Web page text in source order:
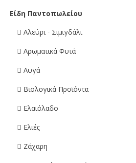
Είδη Παντοπωλείου
Αλεύρι - Σιμιγδάλι
Αρωματικά Φυτά
Αυγά
Βιολογικά Προϊόντα
Ελαιόλαδο
Ελιές
Ζάχαρη